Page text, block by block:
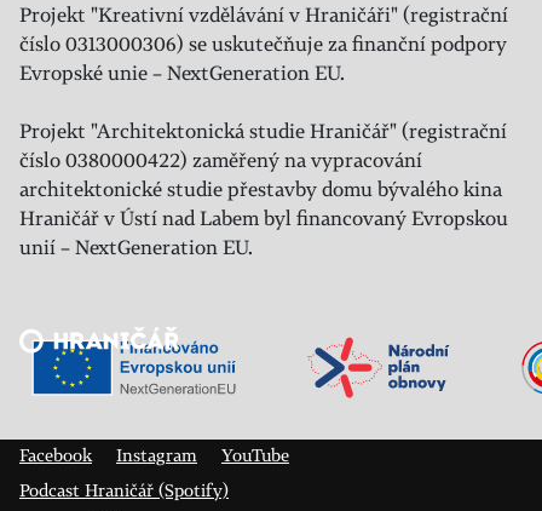
Projekt "Kreativní vzdělávání v Hraničáři" (registrační
číslo 0313000306) se uskutečňuje za finanční podpory
Evropské unie – NextGeneration EU.
Projekt "Architektonická studie Hraničář" (registrační
číslo 0380000422) zaměřený na vypracování
architektonické studie přestavby domu bývalého kina
Hraničář v Ústí nad Labem byl financovaný Evropskou
unií – NextGeneration EU.
Veřejný sál Hraničář, spolek
Facebook
Instagram
YouTube
Podcast Hraničář (Spotify)